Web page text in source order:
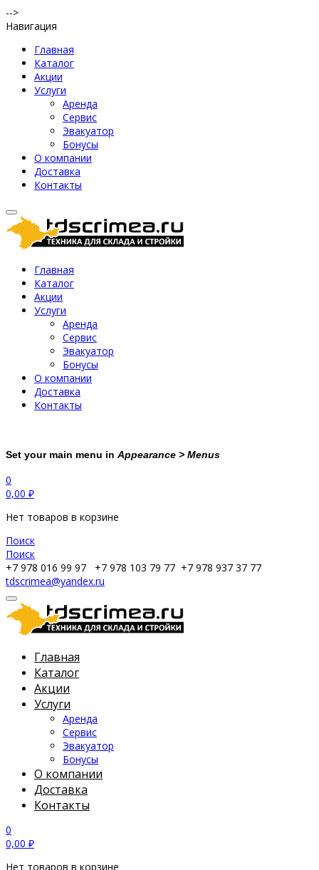
-->
Навигация
Главная
Каталог
Акции
Услуги
Аренда
Сервис
Эвакуатор
Бонусы
О компании
Доставка
Контакты
Главная
Каталог
Акции
Услуги
Аренда
Сервис
Эвакуатор
Бонусы
О компании
Доставка
Контакты
Set your main menu in Appearance > Menus
0
0,00 ₽
Нет товаров в корзине
Поиск
Поиск
+7 978 016 99 97
+7 978 103 79 77 +7 978 937 37 77
tdscrimea@yandex.ru
Главная
Каталог
Акции
Услуги
Аренда
Сервис
Эвакуатор
Бонусы
О компании
Доставка
Контакты
0
0,00 ₽
Нет товаров в корзине